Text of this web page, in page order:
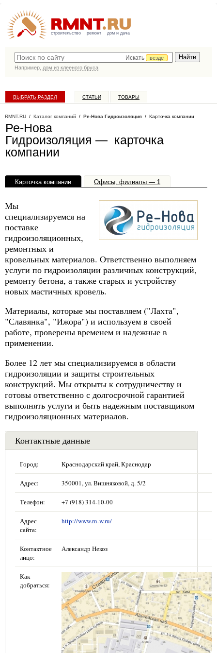
строительство ремонт дом и дача
Искать
везде
Например, дом из клееного бруса
ВЫБРАТЬ РАЗДЕЛ СТАТЬИ ТОВАРЫ
RMNT.RU / Каталог компаний / Ре-Нова Гидроизоляция / Карточка компании
Ре-Нова
Гидроизоляция — карточка
компании
Карточка компании Офисы, филиалы — 1
Мы
специализируемся на
поставке
гидроизоляционных,
ремонтных и
кровельных материалов. Ответственно выполняем
услуги по гидроизоляции различных конструкций,
ремонту бетона, а также старых и устройству
новых мастичных кровель.
Материалы, которые мы поставляем ("Лахта",
"Славянка", "Ижора") и используем в своей
работе, проверены временем и надежные в
применении.
Более 12 лет мы специализируемся в области
гидроизоляции и защиты строительных
конструкций. Мы открыты к сотрудничеству и
готовы ответственно с долгосрочной гарантией
выполнять услуги и быть надежным поставщиком
гидроизоляционных материалов.
Контактные данные
Город: Краснодарский край, Краснодар
Адрес: 350001, ул. Вишняковой, д. 5/2
Телефон: +7 (918) 314-10-00
Адрес
сайта:
http://www.rn-w.ru/
Контактное
лицо:
Александр Некоз
Как
добраться: